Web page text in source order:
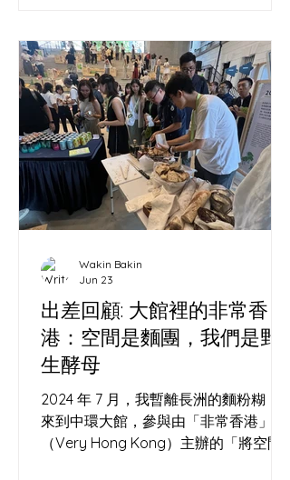
出差回顧: 大館裡的非常香
港：空間是麵團，我們是野
生酵母
2024 年 7 月，我暫離長洲的麵粉糊，
來到中環大館，參與由「非常香港」
（Very Hong Kong）主辦的「將空間
Wakin Bakin
Jun 23